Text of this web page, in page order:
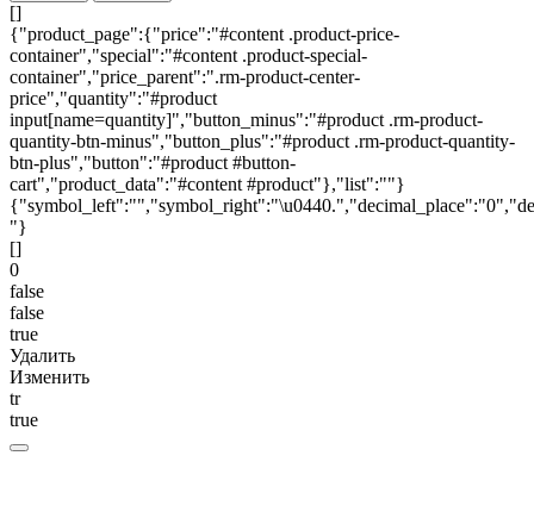
[]
{"product_page":{"price":"#content .product-price-
container","special":"#content .product-special-
container","price_parent":".rm-product-center-
price","quantity":"#product
input[name=quantity]","button_minus":"#product .rm-product-
quantity-btn-minus","button_plus":"#product .rm-product-quantity-
btn-plus","button":"#product #button-
cart","product_data":"#content #product"},"list":""}
"}
[]
0
false
false
true
Удалить
Изменить
tr
true